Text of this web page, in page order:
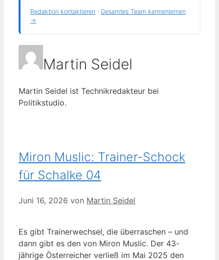
Redaktion kontaktieren · Gesamtes Team kennenlernen
→
Martin Seidel
Martin Seidel ist Technikredakteur bei
Politikstudio.
Miron Muslic: Trainer-Schock
für Schalke 04
Juni 16, 2026 von Martin Seidel
Es gibt Trainerwechsel, die überraschen – und
dann gibt es den von Miron Muslic. Der 43-
jährige Österreicher verließ im Mai 2025 den